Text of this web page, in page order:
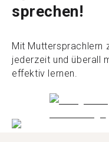
sprechen!
Mit Muttersprachlern
jederzeit und überall
effektiv lernen.